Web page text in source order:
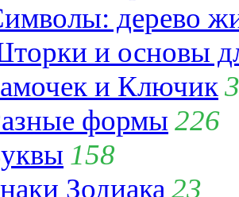
дерево
и основы
и Ключик
формы 226
158
Зодиака 23